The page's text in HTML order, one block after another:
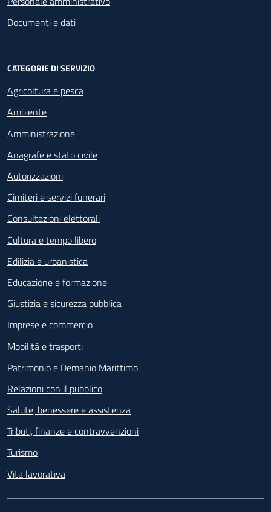
Documenti e dati
CATEGORIE DI SERVIZIO
Agricoltura e pesca
Ambiente
Amministrazione
Anagrafe e stato civile
Autorizzazioni
Cimiteri e servizi funerari
Consultazioni elettorali
Cultura e tempo libero
Edilizia e urbanistica
Educazione e formazione
Giustizia e sicurezza pubblica
Imprese e commercio
Mobilità e trasporti
Patrimonio e Demanio Marittimo
Relazioni con il pubblico
Salute, benessere e assistenza
Tributi, finanze e contravvenzioni
Turismo
Vita lavorativa